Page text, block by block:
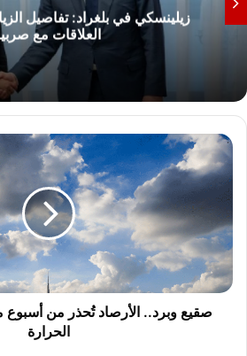
زيلينسكي في بلغراد: تفاصيل
العلاقات مع
صقيع
وبرد..
الأرصاد
تُحذر
من
أسبوع
مضطرب
في
درجات
الحرارة
صقيع وبرد.. الأرصاد تُحذر من
الحرارة